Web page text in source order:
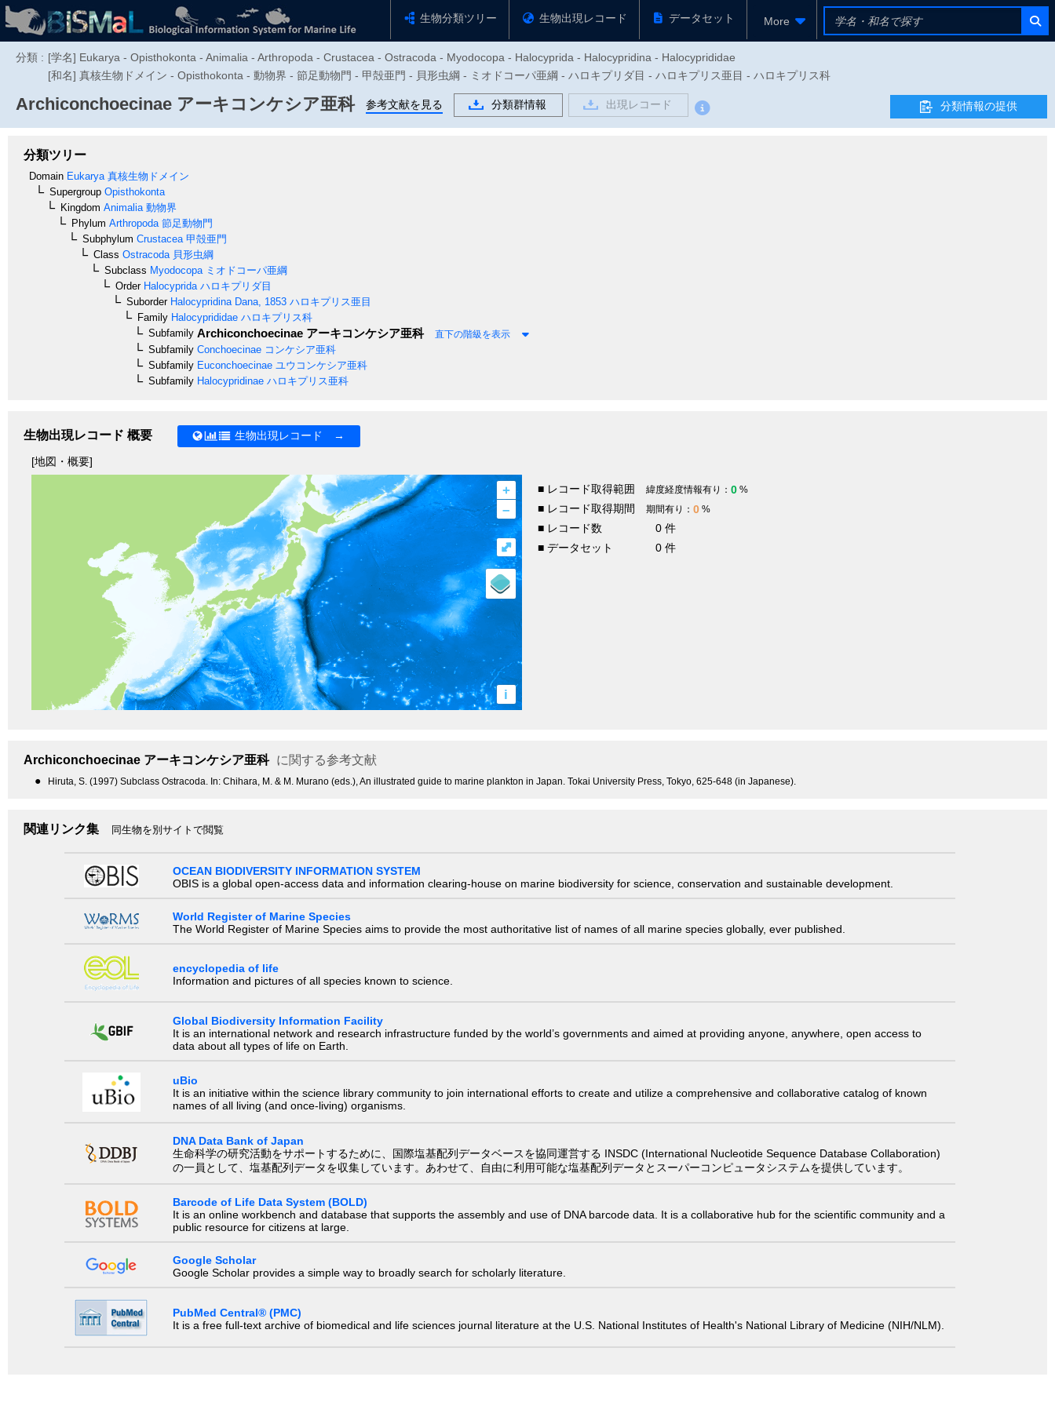
生物分類ツリー 生物出現レコード データセット More
分類 : [学名] Eukarya - Opisthokonta - Animalia - Arthropoda - Crustacea - Ostracoda - Myodocopa - Halocyprida - Halocypridina - Halocyprididae
[和名] 真核生物ドメイン - Opisthokonta - 動物界 - 節足動物門 - 甲殻亜門 - 貝形虫綱 - ミオドコーパ亜綱 - ハロキプリダ目 - ハロキプリス亜目 - ハロキプリス科
Archiconchoecinae アーキコンケシア亜科 参考文献を見る 分類群情報 出現レコード 分類情報の提供
分類ツリー
Domain Eukarya 真核生物ドメイン
Supergroup Opisthokonta
Kingdom Animalia 動物界
Phylum Arthropoda 節足動物門
Subphylum Crustacea 甲殻亜門
Class Ostracoda 貝形虫綱
Subclass Myodocopa ミオドコーパ亜綱
OrderHalocyprida ハロキプリダ目
SuborderHalocypridina Dana, 1853 ハロキプリス亜目
Family Halocyprididae ハロキプリス科
Subfamily Archiconchoecinae アーキコンケシア亜科 直下の階級を表示
Subfamily Conchoecinae コンケシア亜科
Subfamily Euconchoecinae ユウコンケシア亜科
Subfamily Halocypridinae ハロキプリス亜科
生物出現レコード 概要 生物出現レコード →
[地図・概要]
+
–
i
⤢
■ レコード取得範囲 緯度経度情報有り： 0 %
■ レコード取得期間 期間有り： 0 %
■ レコード数
0 件
■ データセット
0 件
Archiconchoecinae アーキコンケシア亜科 に関する参考文献
● Hiruta, S. (1997) Subclass Ostracoda. In: Chihara, M. & M. Murano (eds.), An illustrated guide to marine plankton in Japan. Tokai University Press, Tokyo, 625-648 (in Japanese).
関連リンク集 同生物を別サイトで閲覧
OCEAN BIODIVERSITY INFORMATION SYSTEM
OBIS is a global open-access data and information clearing-house on marine biodiversity for science, conservation and sustainable development.
World Register of Marine Species
The World Register of Marine Species aims to provide the most authoritative list of names of all marine species globally, ever published.
encyclopedia of life
Information and pictures of all species known to science.
Global Biodiversity Information Facility
It is an international network and research infrastructure funded by the world’s governments and aimed at providing anyone, anywhere, open access to
data about all types of life on Earth.
uBio
It is an initiative within the science library community to join international efforts to create and utilize a comprehensive and collaborative catalog of known
names of all living (and once-living) organisms.
DNA Data Bank of Japan
生命科学の研究活動をサポートするために、国際塩基配列データベースを協同運営する INSDC (International Nucleotide Sequence Database Collaboration)
の一員として、塩基配列データを収集しています。あわせて、自由に利用可能な塩基配列データとスーパーコンピュータシステムを提供しています。
Barcode of Life Data System (BOLD)
It is an online workbench and database that supports the assembly and use of DNA barcode data. It is a collaborative hub for the scientific community and a
public resource for citizens at large.
Google Scholar
Google Scholar provides a simple way to broadly search for scholarly literature.
PubMed Central® (PMC)
It is a free full-text archive of biomedical and life sciences journal literature at the U.S. National Institutes of Health's National Library of Medicine (NIH/NLM).